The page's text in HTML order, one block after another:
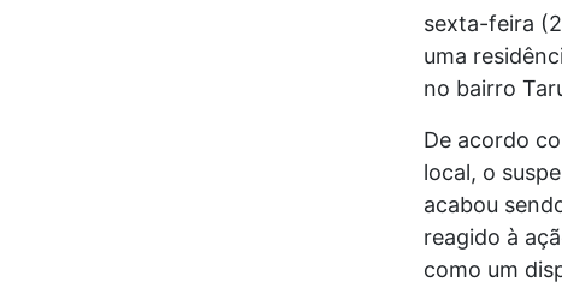
sexta-feira
uma
no bairro
De acordo
local, o
acabou
reagido à
como um